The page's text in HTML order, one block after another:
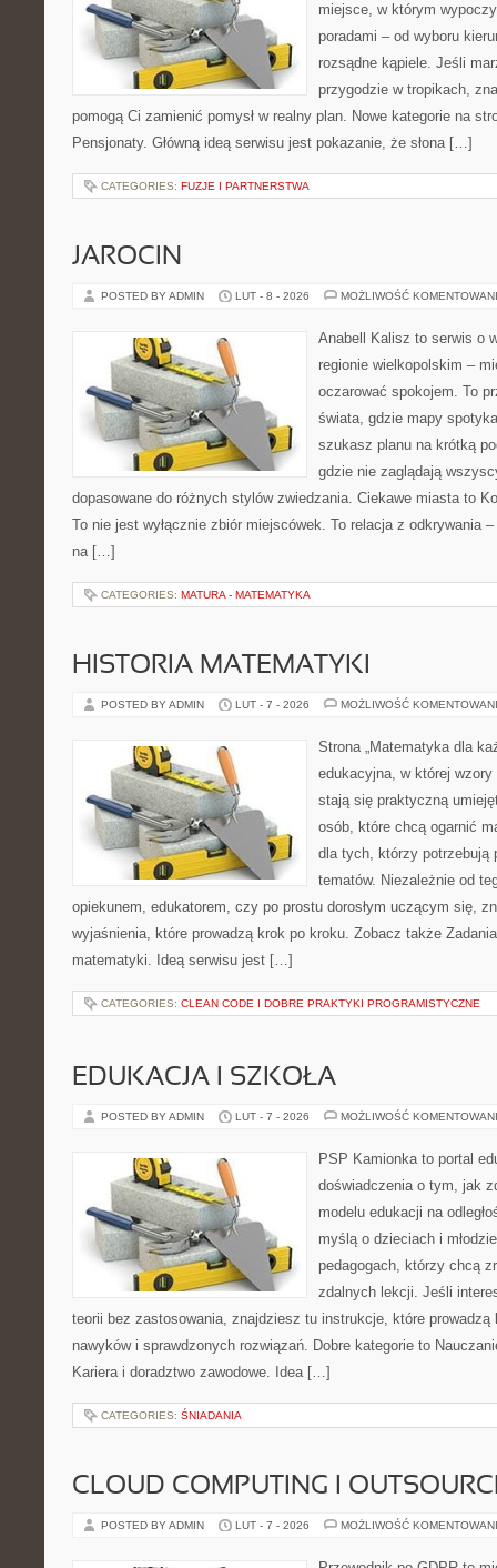
miejsce, w którym
poradami – od wyboru
rozsądne kąpiele. Jeśli
przygodzie w tropikach,
pomogą Ci zamienić pomysł w realny plan. Nowe kategorie na
Pensjonaty. Główną ideą serwisu jest pokazanie, że słona […]
CATEGORIES: FUZJE I PARTNERSTWA
JAROCIN
POSTED BY ADMIN LUT - 8 - 2026 MOŻLIWOŚĆ
Anabell Kalisz to serwis o
regionie wielkopolskim –
oczarować spokojem. To
świata, gdzie mapy
szukasz planu na krótką
gdzie nie zaglądają
dopasowane do różnych stylów zwiedzania. Ciekawe miasta to
To nie jest wyłącznie zbiór miejscówek. To relacja z odkrywania
na […]
CATEGORIES: MATURA - MATEMATYKA
HISTORIA MATEMATYKI
POSTED BY ADMIN LUT - 7 - 2026 MOŻLIWOŚĆ
Strona „Matematyka dla
edukacyjna, w której
stają się praktyczną
osób, które chcą ogarnić
dla tych, którzy potrzebują
tematów. Niezależnie od
opiekunem, edukatorem, czy po prostu dorosłym uczącym się,
wyjaśnienia, które prowadzą krok po kroku. Zobacz także
matematyki. Ideą serwisu jest […]
CATEGORIES: CLEAN CODE I DOBRE PRAKTYKI PROGRAMISTYCZNE
EDUKACJA I SZKOŁA
POSTED BY ADMIN LUT - 7 - 2026 MOŻLIWOŚĆ
PSP Kamionka to portal
doświadczenia o tym, jak
modelu edukacji na
myślą o dzieciach i
pedagogach, którzy chcą
zdalnych lekcji. Jeśli
teorii bez zastosowania, znajdziesz tu instrukcje, które prowadzą
nawyków i sprawdzonych rozwiązań. Dobre kategorie to
Kariera i doradztwo zawodowe. Idea […]
CATEGORIES: ŚNIADANIA
CLOUD COMPUTING I
POSTED BY ADMIN LUT - 7 - 2026 MOŻLIWOŚĆ